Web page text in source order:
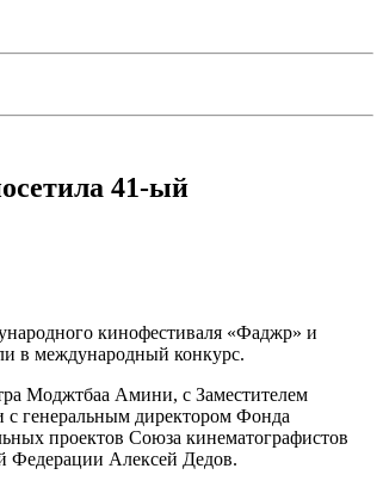
41-ый
кинофестиваля «Фаджр» и
в международный конкурс.
Моджтбаа Амини, с Заместителем
генеральным директором Фонда
проектов Союза кинематографистов
Федерации Алексей Дедов.